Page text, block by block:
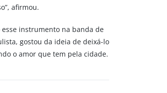
afirmou.
instrumento na banda de
gostou da ideia de deixá-lo
o amor que tem pela cidade.